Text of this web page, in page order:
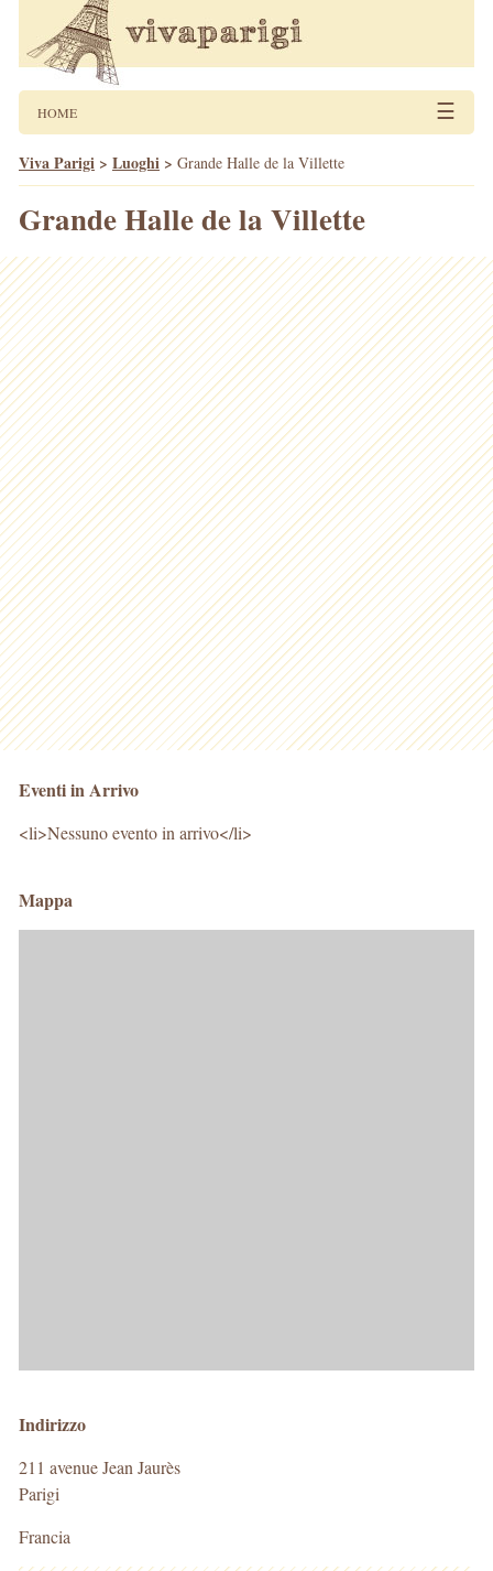
HOME ☰
Viva Parigi > Luoghi > Grande Halle de la Villette
Grande Halle de la Villette
Eventi in Arrivo
<li>Nessuno evento in arrivo</li>
Mappa
Indirizzo
211 avenue Jean Jaurès
Parigi
Francia